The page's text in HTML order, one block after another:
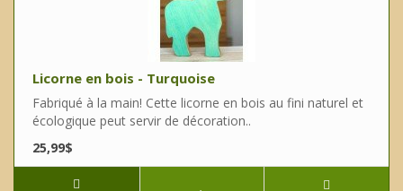
Licorne en bois - Turquoise
Fabriqué à la main! Cette licorne en bois au fini naturel et
écologique peut servir de décoration..
25,99$